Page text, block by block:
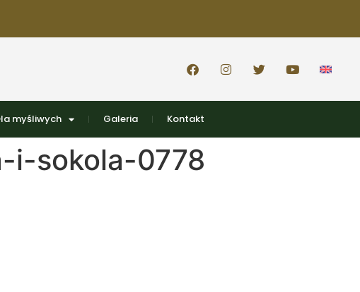
myśliwych Galeria Kontakt
i-sokola-0778